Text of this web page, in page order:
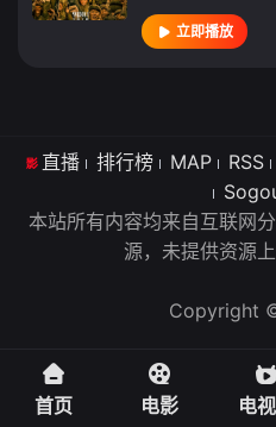
立即播放
直播 排行榜 MAP RSS
本站所有内容均来自互联网
源，未提供资源
Copyright
首页 电影 电